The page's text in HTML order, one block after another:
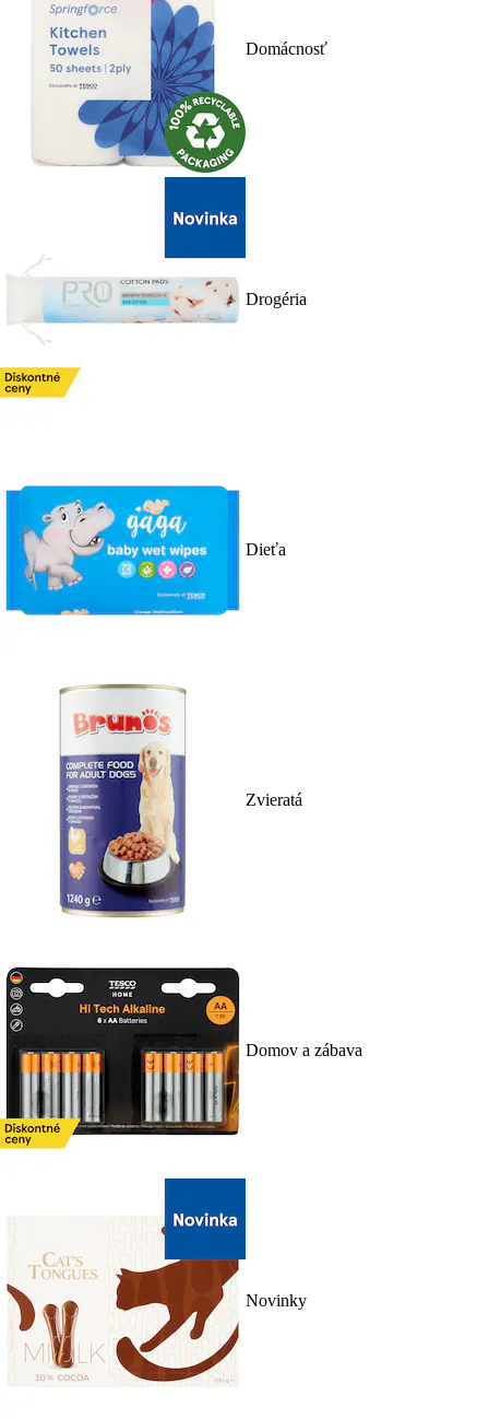
Domácnosť
Drogéria
Dieťa
Zvieratá
Domov a zábava
Novinky